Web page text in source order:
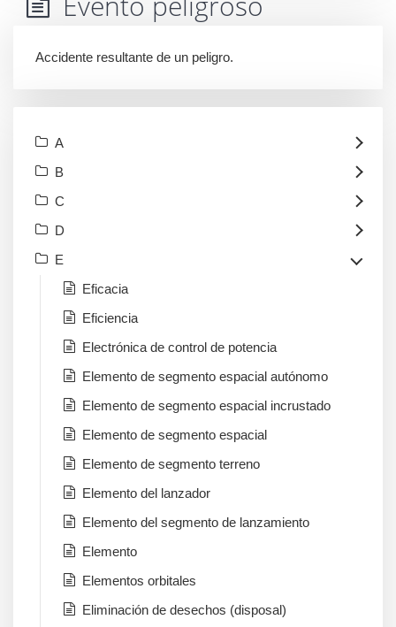
Accidente resultante de un peligro.
A
B
C
D
E
Eficacia
Eficiencia
Electrónica de control de potencia
Elemento de segmento espacial autónomo
Elemento de segmento espacial incrustado
Elemento de segmento espacial
Elemento de segmento terreno
Elemento del lanzador
Elemento del segmento de lanzamiento
Elemento
Elementos orbitales
Eliminación de desechos (disposal)